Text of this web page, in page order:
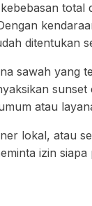
ditentukan
sawah yang
atau
lokal, atau
izin siapa